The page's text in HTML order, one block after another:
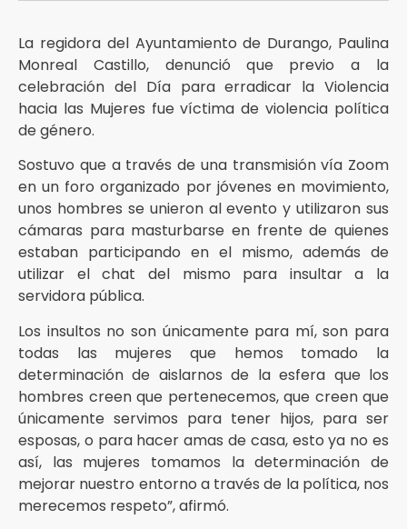
La regidora del Ayuntamiento de Durango, Paulina
Monreal Castillo, denunció que previo a la
celebración del Día para erradicar la Violencia
hacia las Mujeres fue víctima de violencia política
de género.
Sostuvo que a través de una transmisión vía Zoom
en un foro organizado por jóvenes en movimiento,
unos hombres se unieron al evento y utilizaron sus
cámaras para masturbarse en frente de quienes
estaban participando en el mismo, además de
utilizar el chat del mismo para insultar a la
servidora pública.
Los insultos no son únicamente para mí, son para
todas las mujeres que hemos tomado la
determinación de aislarnos de la esfera que los
hombres creen que pertenecemos, que creen que
únicamente servimos para tener hijos, para ser
esposas, o para hacer amas de casa, esto ya no es
así, las mujeres tomamos la determinación de
mejorar nuestro entorno a través de la política, nos
merecemos respeto”, afirmó.